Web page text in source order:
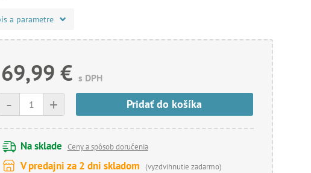
a parametre
69,99 € s DPH
+
- Pridať do košíka
Na sklade Ceny a spôsob doručenia
V predajni za 2 dni skladom (vyzdvihnutie zadarmo)